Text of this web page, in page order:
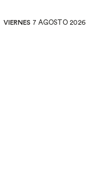
VIERNES 7 AGOSTO 2026